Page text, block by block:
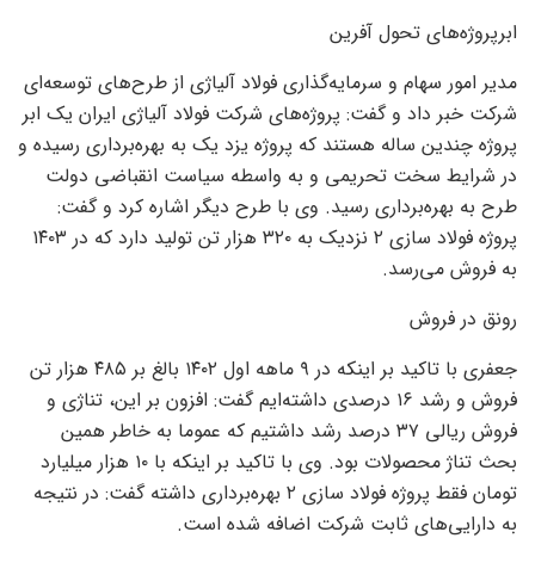
ابرپروژه‌های تحول آفرین
مدیر امور سهام و سرمایه‌گذاری فولاد آلیاژی از طرح‌های توسعه‌ای
شرکت خبر داد و گفت: پروژه‌های شرکت فولاد آلیاژی ایران یک ابر
پروژه چندین ساله هستند که پروژه یزد یک به بهره‌برداری رسیده و
در شرایط سخت تحریمی و به واسطه سیاست انقباضی دولت
طرح به بهره‌برداری رسید. وی با طرح دیگر اشاره کرد و گفت:
پروژه فولاد سازی ۲ نزدیک به ۳۲۰ هزار تن تولید دارد که در ۱۴۰۳
به فروش می‌رسد.
رونق در فروش
جعفری با تاکید بر اینکه در ۹ ماهه اول ۱۴۰۲ بالغ بر ۴۸۵ هزار تن
فروش و رشد ۱۶ درصدی داشته‌ایم گفت: افزون بر این، تناژی و
فروش ریالی ۳۷ درصد رشد داشتیم که عموما به خاطر همین
بحث تناژ محصولات بود. وی با تاکید بر اینکه با ۱۰ هزار میلیارد
تومان فقط پروژه فولاد سازی ۲ بهره‌برداری داشته گفت: در نتیجه
به دارایی‌های ثابت شرکت اضافه شده است.